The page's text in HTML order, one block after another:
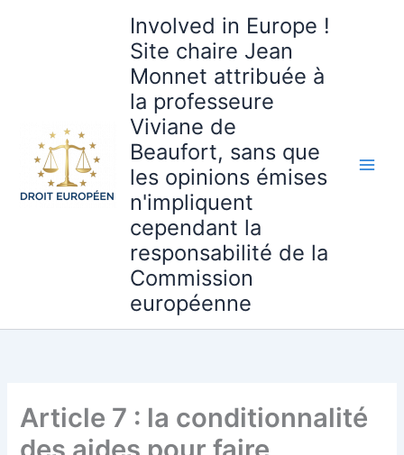
Involved in Europe !
Site chaire Jean
Monnet attribuée à
la professeure
Viviane de
Beaufort, sans que
les opinions émises
n'impliquent
cependant la
responsabilité de la
Commission
européenne
Article 7 : la conditionnalité